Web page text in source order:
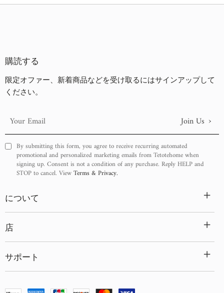
購読する
限定オファー、新着商品などを受け取るにはサインアップして
ください。
Your
Email
Join Us ›
By submitting this form, you agree to receive recurring automated
promotional and personalized marketing emails from Tetotehome when
signing up. Consent is not a condition of any purchase. Reply HELP and
STOP to cancel. ViewTerms & Privacy.
について +
店 +
サポート +